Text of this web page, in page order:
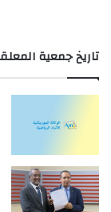
تاريخ جمعية